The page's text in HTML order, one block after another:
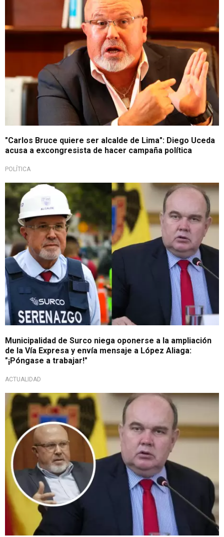
"Carlos Bruce quiere ser alcalde de Lima": Diego Uceda
acusa a excongresista de hacer campaña política
POLÍTICA
¿Guerra declarada?
Municipalidad de Surco niega oponerse a la ampliación
de la Vía Expresa y envía mensaje a López Aliaga:
"¡Póngase a trabajar!"
ACTUALIDAD
Grave acusación